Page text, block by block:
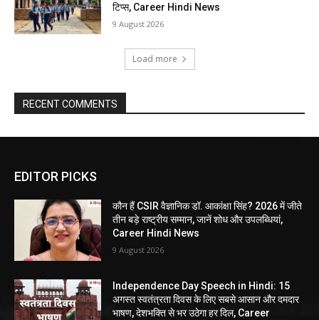
टिप्स, Career Hindi News
9 August 2026
Load more
RECENT COMMENTS
EDITOR PICKS
कौन हैं CSIR वैज्ञानिक डॉ. आकांक्षा सिंह? 2026 में जीते
तीन बड़े राष्ट्रीय सम्मान, जानें शोध और उपलब्धियां,
Career Hindi News
9 August 2026
Independence Day Speech in Hindi: 15
अगस्त स्वतंत्रता दिवस के लिए सबसे आसान और दमदार
भाषण, देशभक्ति से भर उठेगा हर दिल, Career